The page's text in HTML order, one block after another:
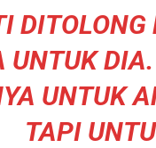
UNTUK
UNTUK
TAPI